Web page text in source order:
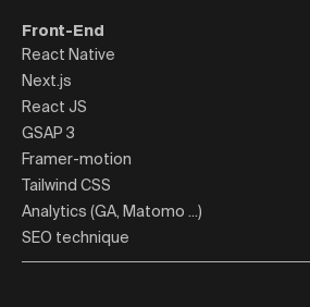
Front-End
React Native
Next.js
React JS
GSAP 3
Framer-motion
Tailwind CSS
Analytics (GA, Matomo ...)
SEO technique